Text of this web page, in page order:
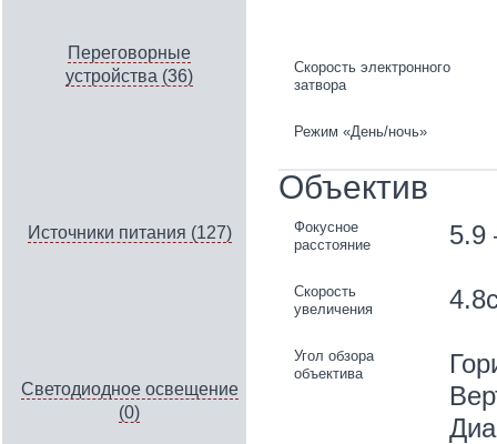
Переговорные
устройства (36)
Источники питания (127)
Светодиодное освещение
(0)
Скорость электронного
затвора
Режим «День/ночь»
Объектив
Фокусное
расстояние
5.9
Скорость
увеличения
Угол обзора
объектива